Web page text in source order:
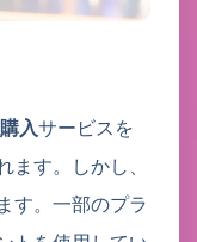
入サービスを
す。しかし、
す。一部のプラ